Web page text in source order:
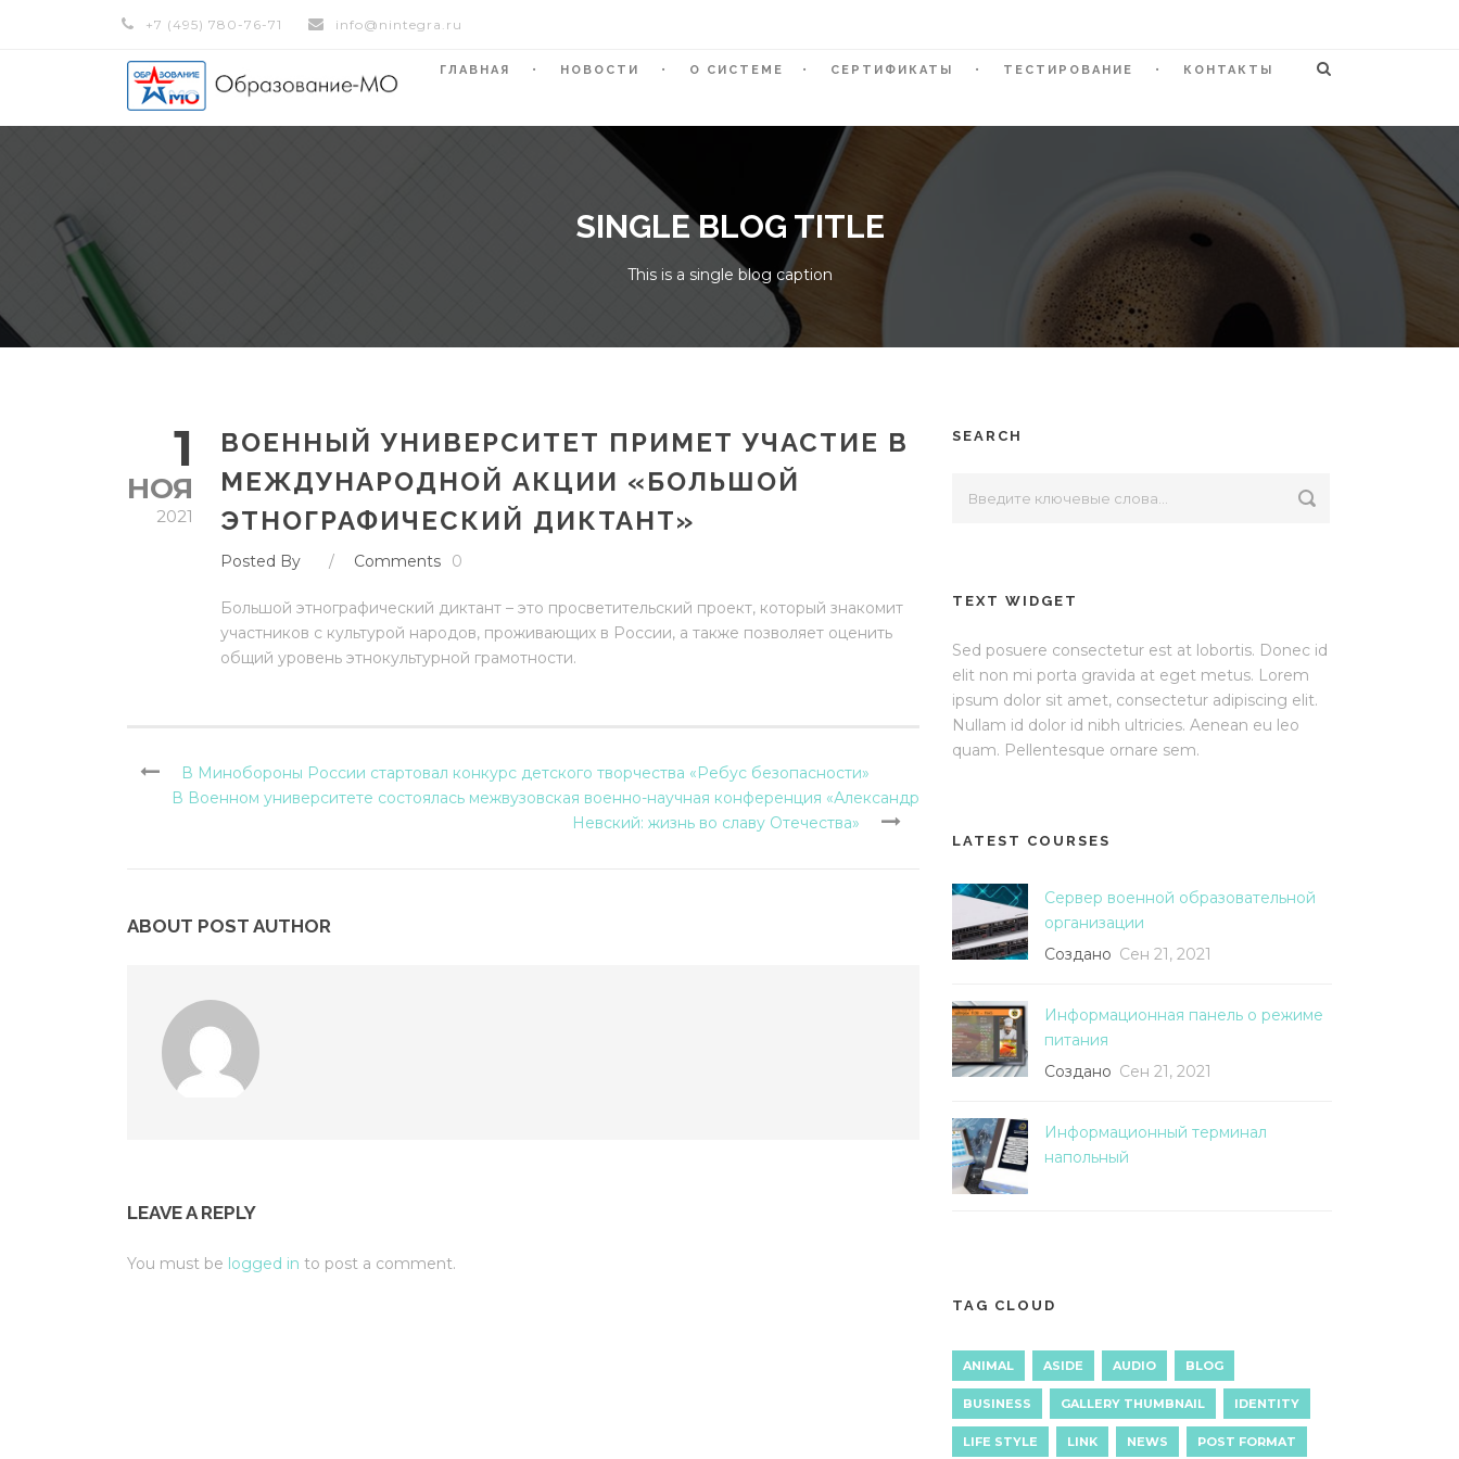
+7 (495) 780-76-71 info@nintegra.ru
ГЛАВНАЯ НОВОСТИ О СИСТЕМЕ СЕРТИФИКАТЫ ТЕСТИРОВАНИЕ КОНТАКТЫ
SINGLE BLOG TITLE
This is a single blog caption
1
НОЯ
2021
ВОЕННЫЙ УНИВЕРСИТЕТ ПРИМЕТ УЧАСТИЕ В
МЕЖДУНАРОДНОЙ АКЦИИ «БОЛЬШОЙ
ЭТНОГРАФИЧЕСКИЙ ДИКТАНТ»
Posted By / Comments 0
Большой этнографический диктант – это просветительский проект, который знакомит
участников с культурой народов, проживающих в России, а также позволяет оценить
общий уровень этнокультурной грамотности.
В Минобороны России стартовал конкурс детского творчества «Ребус безопасности»
В Военном университете состоялась межвузовская военно-научная конференция «Александр
Невский: жизнь во славу Отечества»
ABOUT POST AUTHOR
LEAVE A REPLY
You must be logged in to post a comment.
SEARCH
TEXT WIDGET
Sed posuere consectetur est at lobortis. Donec id
elit non mi porta gravida at eget metus. Lorem
ipsum dolor sit amet, consectetur adipiscing elit.
Nullam id dolor id nibh ultricies. Aenean eu leo
quam. Pellentesque ornare sem.
LATEST COURSES
Сервер военной образовательной
организации
Создано Сен 21, 2021
Информационная панель о режиме
питания
Создано Сен 21, 2021
Информационный терминал
напольный
TAG CLOUD
ANIMAL ASIDE AUDIO BLOG
BUSINESS GALLERY THUMBNAIL IDENTITY
LIFE STYLE LINK NEWS POST FORMAT